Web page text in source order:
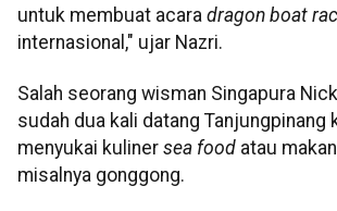
untuk membuat acara dragon boat
internasional," ujar Nazri.
Salah seorang wisman Singapura
sudah dua kali datang Tanjungpinang
menyukai kuliner sea food atau
misalnya gonggong.